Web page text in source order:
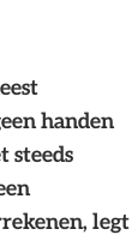
handen
steeds
legt